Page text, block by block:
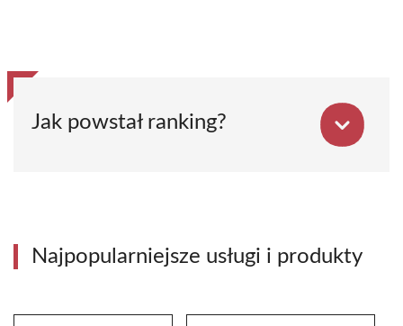
Jak powstał ranking?
Najpopularniejsze usługi i produkty